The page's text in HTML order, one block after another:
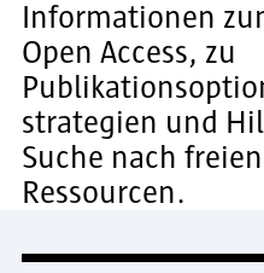
Informationen
Open Access, zu
strategien und
Suche nach
Ressourcen.